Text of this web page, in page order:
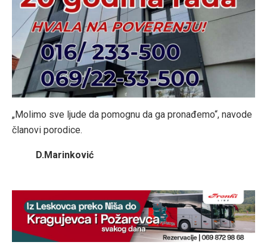
„Molimo sve ljude da pomognu da ga pronađemo“, navode
članovi porodice.
D.Marinković